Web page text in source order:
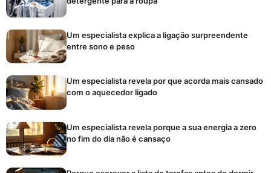
Um especialista explica a ligação surpreendente
entre sono e peso
Um especialista revela por que acorda mais cansado
com o aquecedor ligado
Um especialista revela porque a sua energia a zero
no fim do dia não é cansaço